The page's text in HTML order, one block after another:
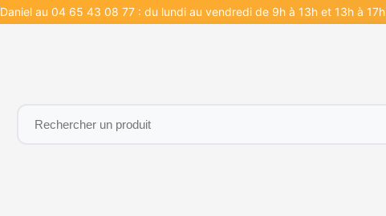
Daniel au 04 65 43 08 77 : du lundi au vendredi de 9h à 13h et 13h à 17h